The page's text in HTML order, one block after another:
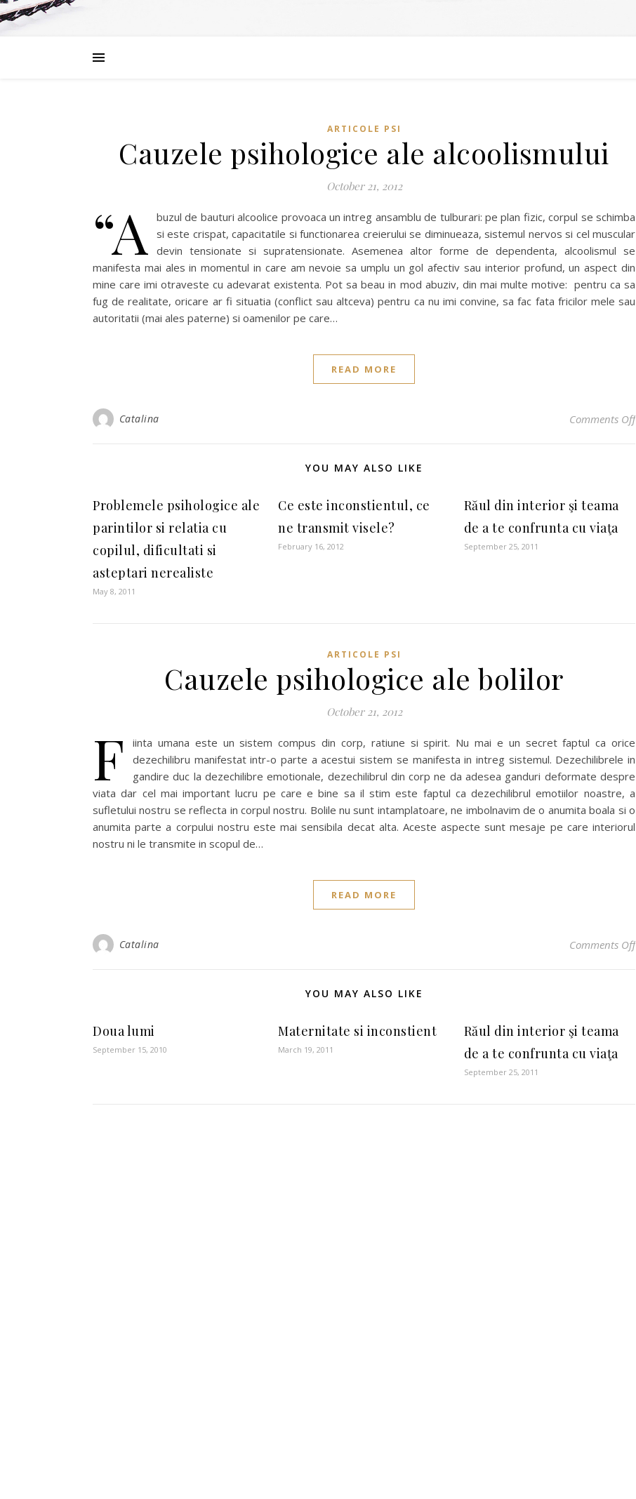
ARTICOLE PSI
Cauzele psihologice ale alcoolismului
October 21, 2012
“A
buzul de bauturi alcoolice provoaca un intreg ansamblu de tulburari: pe plan fizic, corpul se schimba
si este crispat, capacitatile si functionarea creierului se diminueaza, sistemul nervos si cel muscular
devin tensionate si supratensionate. Asemenea altor forme de dependenta, alcoolismul se
manifesta mai ales in momentul in care am nevoie sa umplu un gol afectiv sau interior profund, un aspect din
mine care imi otraveste cu adevarat existenta. Pot sa beau in mod abuziv, din mai multe motive: pentru ca sa
fug de realitate, oricare ar fi situatia (conflict sau altceva) pentru ca nu imi convine, sa fac fata fricilor mele sau
autoritatii (mai ales paterne) si oamenilor pe care…
READ MORE
Catalina Comments Off
YOU MAY ALSO LIKE
Problemele psihologice ale
parintilor si relatia cu
copilul, dificultati si
asteptari nerealiste
May 8, 2011
Ce este inconstientul, ce
ne transmit visele?
February 16, 2012
Răul din interior şi teama
de a te confrunta cu viaţa
September 25, 2011
ARTICOLE PSI
Cauzele psihologice ale bolilor
October 21, 2012
F
iinta umana este un sistem compus din corp, ratiune si spirit. Nu mai e un secret faptul ca orice
dezechilibru manifestat intr-o parte a acestui sistem se manifesta in intreg sistemul. Dezechilibrele in
gandire duc la dezechilibre emotionale, dezechilibrul din corp ne da adesea ganduri deformate despre
viata dar cel mai important lucru pe care e bine sa il stim este faptul ca dezechilibrul emotiilor noastre, a
sufletului nostru se reflecta in corpul nostru. Bolile nu sunt intamplatoare, ne imbolnavim de o anumita boala si o
anumita parte a corpului nostru este mai sensibila decat alta. Aceste aspecte sunt mesaje pe care interiorul
nostru ni le transmite in scopul de…
READ MORE
Catalina Comments Off
YOU MAY ALSO LIKE
Doua lumi
September 15, 2010
Maternitate si inconstient
March 19, 2011
Răul din interior şi teama
de a te confrunta cu viaţa
September 25, 2011